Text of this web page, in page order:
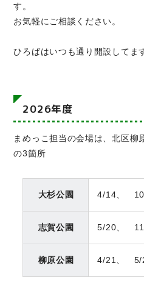
す。
お気軽にご相談ください。
ひろばはいつも通り開設してま
2026年度
まめっこ担当の会場は、北区柳
の3箇所
大杉公園 4/14、
志賀公園 5/20、
柳原公園 4/21、 5/